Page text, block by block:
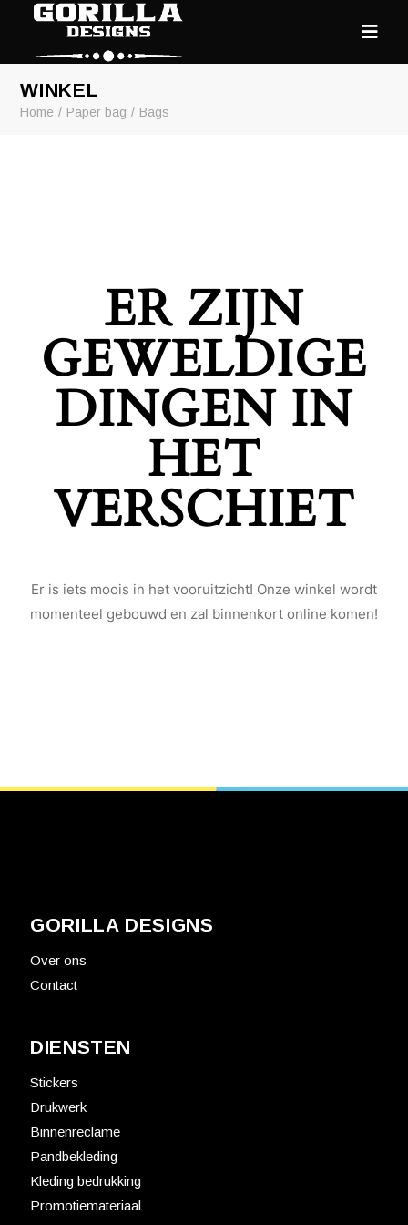
WINKEL
Home Paper bag Bags
ER ZIJN
GEWELDIGE
DINGEN IN
HET
VERSCHIET
Er is iets moois in het vooruitzicht! Onze winkel wordt
momenteel gebouwd en zal binnenkort online komen!
GORILLA DESIGNS
Over ons
Contact
DIENSTEN
Stickers
Drukwerk
Binnenreclame
Pandbekleding
Kleding bedrukking
Promotiemateriaal